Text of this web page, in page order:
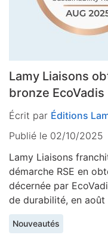
Lamy Liaisons
bronze EcoVadis
Écrit par Éditions
Publié le 02/10/2025
Lamy Liaisons
démarche RSE en
décernée par
de durabilité, en août
Nouveautés